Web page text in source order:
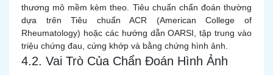
thương mô mềm kèm theo. Tiêu chuẩn chẩn đoán thường
dựa trên Tiêu chuẩn ACR (American College of
Rheumatology) hoặc các hướng dẫn OARSI, tập trung vào
triệu chứng đau, cứng khớp và bằng chứng hình ảnh.
4.2. Vai Trò Của Chẩn Đoán Hình Ảnh